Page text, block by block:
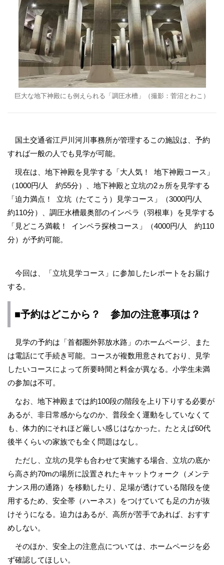
巨大な地下神殿にも例えられる「調圧水槽」（撮影：菅沼とわこ）
国土交通省江戸川河川事務所が管理するこの施設は、予約
すれば一般の人でも見学が可能。
現在は、地下神殿を見学する「大人気！ 地下神殿コース」
（1000円/人 約55分）、地下神殿と立坑の2ヵ所を見学する
「迫力満点！ 立坑（たてこう）見学コース」（3000円/人
約110分）、調圧水槽最奥部のインペラ（羽根車）を見学する
「見どころ満載！ インペラ探検コース」（4000円/人 約110
分）が予約可能。
今回は、「立坑見学コース」に参加したレポートをお届け
する。
■予約はどこから？ 参加の注意事項は？
見学の予約は「首都圏外郭放水路」のホームページ、また
は電話にて手続き可能。コースが複数用意されており、見学
したいコースによって所要時間と料金が異なる。小学生未満
の参加は不可。
なお、地下神殿までは約100段の階段を上り下りする必要が
あるが、非日常感からなのか、普段全く運動をしていなくて
も、体力的にそれほど厳しい感じはなかった。たとえば60代
後半くらいの家族でも全く問題はなし。
ただし、立坑の見学も合わせて実施する場合、立坑の底か
ら高さ約70mの場所に設置されたキャットウォーク（メンテ
ナンス用の通路）を移動したり、足場が透けている階段を使
用するため、安全帯（ハーネス）をつけていても足の力が抜
けそうになる。迫力はあるが、高所が苦手であれば、おすす
めしない。
そのほか、安全上の注意点については、ホームページを必
ず確認してほしい。